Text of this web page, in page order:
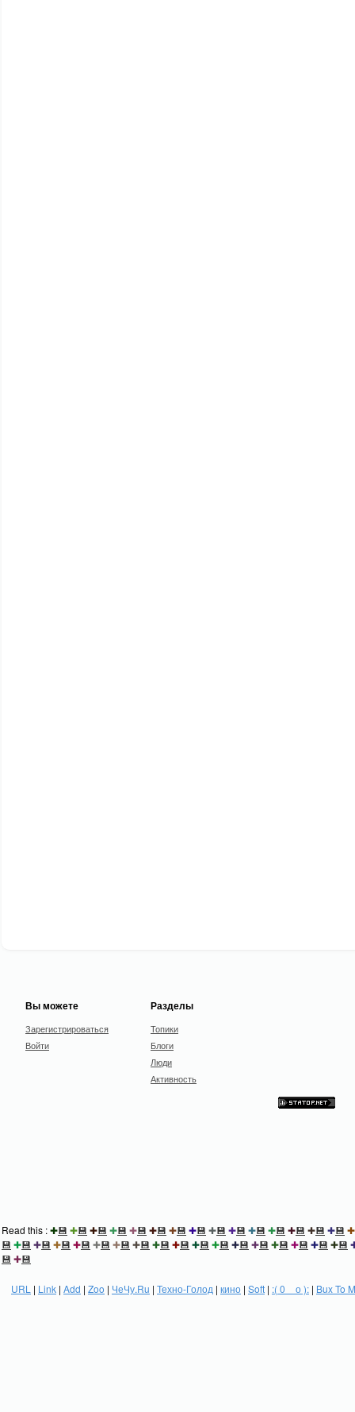
Вы можете
Зарегистрироваться
Войти
Разделы
Топики
Блоги
Люди
Активность
Read this :✚💾 ✚💾 ✚💾 ✚💾 ✚💾 ✚💾 ✚💾 ✚💾 ✚💾 ✚💾 ✚💾 ✚💾 ✚💾 ✚💾 ✚💾 ✚
💾 ✚💾 ✚💾 ✚💾 ✚💾 ✚💾 ✚💾 ✚💾 ✚💾 ✚💾 ✚💾 ✚💾 ✚💾 ✚💾 ✚💾 ✚💾 ✚💾 ✚💾
💾 ✚💾
URL | Link | Add | Zoo | ЧеЧу.Ru | Техно-Голод | кино | Soft | :( 0 _ о ): | Bux To